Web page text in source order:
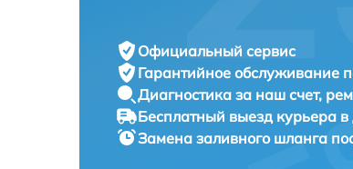
Официальный сервис
Гарантийное обслуживание
Диагностика за наш счет,
Бесплатный выезд курьера в
Замена заливного шланга